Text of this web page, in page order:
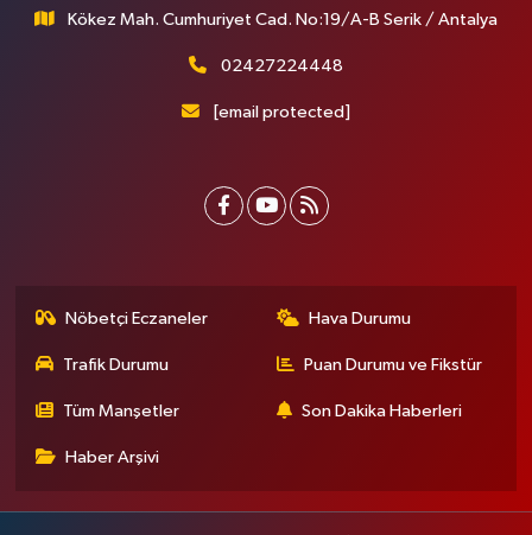
Kökez Mah. Cumhuriyet Cad. No:19/A-B Serik / Antalya
02427224448
[email protected]
Nöbetçi Eczaneler Hava Durumu
Trafik Durumu Puan Durumu ve Fikstür
Tüm Manşetler Son Dakika Haberleri
Haber Arşivi